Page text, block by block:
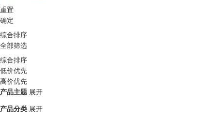
重置
确定
综合排序
全部筛选
综合排序
低价优先
高价优先
产品主题 展开
产品分类 展开